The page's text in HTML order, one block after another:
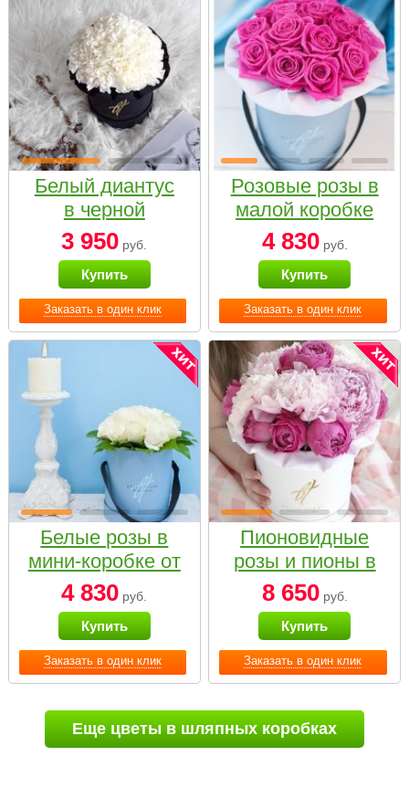
Заказать в один клик
Белый диантус
в черной
коробке Small
3 950 руб.
Купить
Заказать в один клик
Розовые розы в
малой коробке
4 830руб.
Купить
Заказать в один клик
Белые розы в
мини-коробке от
Bella Fiori
4 830 руб.
Купить
Заказать в один клик
Пионовидные
розы и пионы в
белой коробке
Small
8 650руб.
Купить
Еще цветы в шляпных коробках